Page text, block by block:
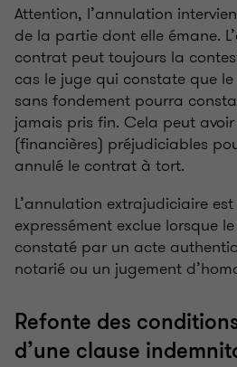
Attention, l’annulation
de la partie dont elle émane.
contrat peut toujours la
cas le juge qui constate que
sans fondement pourra
jamais pris fin. Cela peut
(financières) préjudiciables
annulé le contrat à tort.
L’annulation extrajudiciaire
expressément exclue lorsque
constaté par un acte
notarié ou un jugement
Refonte des
d’une clause